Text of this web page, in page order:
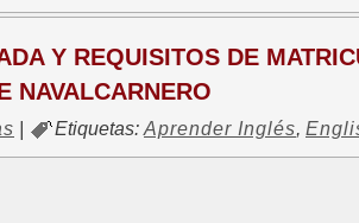
Y REQUISITOS DE
NAVALCARNERO
Etiquetas: Aprender Inglés,